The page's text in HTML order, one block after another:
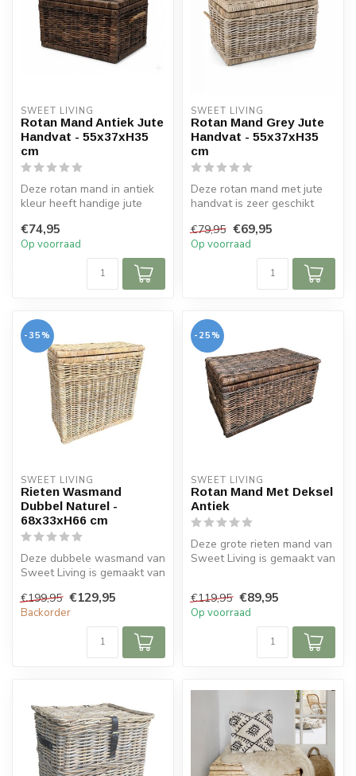
SWEET LIVING
Rotan Mand Antiek Jute
Handvat - 55x37xH35
cm
Deze rotan mand in antiek
kleur heeft handige jute
verplaatsen....
€74,95
Op voorraad
SWEET LIVING
Rotan Mand Grey Jute
Handvat - 55x37xH35
cm
Deze rotan mand met jute
handvat is zeer geschikt
woonstijlen...
€79,95 €69,95
Op voorraad
-35%
SWEET LIVING
Rieten Wasmand
Dubbel Naturel -
68x33xH66 cm
Deze dubbele wasmand van
Sweet Living is gemaakt van
€199,95 €129,95
Backorder
-25%
SWEET LIVING
Rotan Mand Met Deksel
Antiek
Deze grote rieten mand van
Sweet Living is gemaakt van
€119,95 €89,95
Op voorraad